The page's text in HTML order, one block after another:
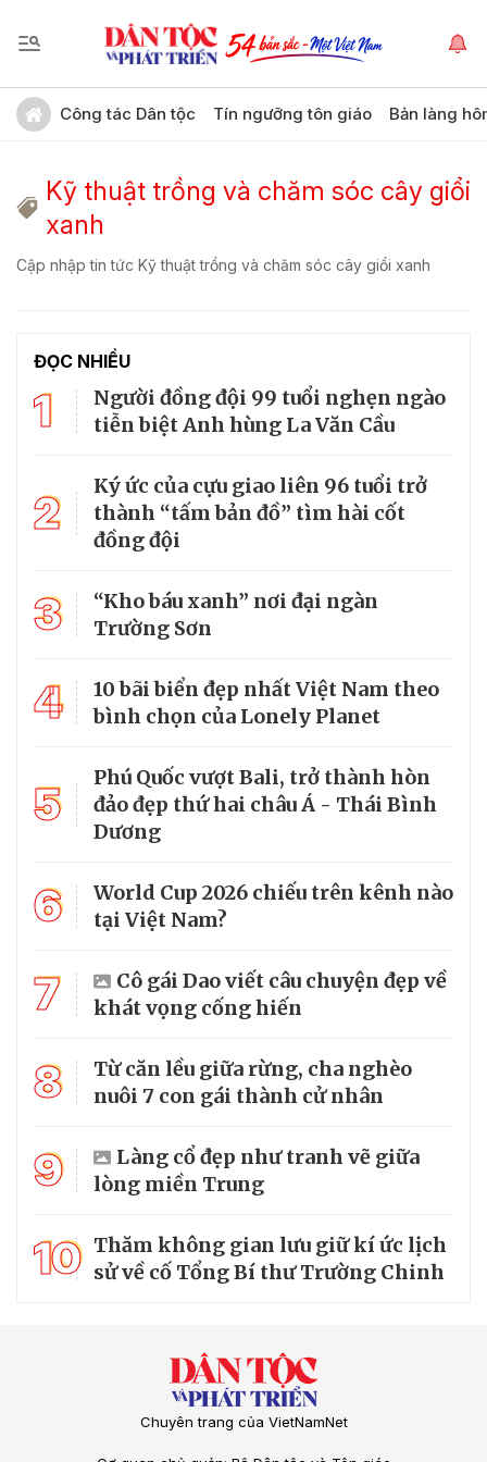
Công tác Dân tộc Tín ngưỡng tôn giáo Bản làng
Kỹ thuật trồng và chăm sóc cây giổi
xanh
Cập nhập tin tức Kỹ thuật trồng và chăm sóc cây giổi xanh
ĐỌC NHIỀU
1
Người đồng đội 99 tuổi nghẹn ngào
tiễn biệt Anh hùng La Văn Cầu
2
Ký ức của cựu giao liên 96 tuổi trở
thành “tấm bản đồ” tìm hài cốt
đồng đội
3
“Kho báu xanh” nơi đại ngàn
Trường Sơn
4
10 bãi biển đẹp nhất Việt Nam theo
bình chọn của Lonely Planet
5
Phú Quốc vượt Bali, trở thành hòn
đảo đẹp thứ hai châu Á - Thái Bình
Dương
6
World Cup 2026 chiếu trên kênh nào
tại Việt Nam?
7
Cô gái Dao viết câu chuyện đẹp về
khát vọng cống hiến
8
Từ căn lều giữa rừng, cha nghèo
nuôi 7 con gái thành cử nhân
9
Làng cổ đẹp như tranh vẽ giữa
lòng miền Trung
10 Thăm không gian lưu giữ kí ức lịch
sử về cố Tổng Bí thư Trường Chinh
Chuyên trang của VietNamNet